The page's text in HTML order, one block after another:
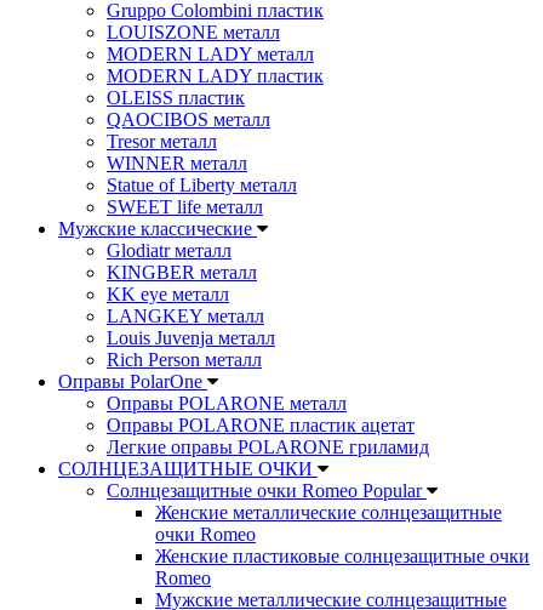
Gruppo Colombini пластик
LOUISZONE металл
MODERN LADY металл
MODERN LADY пластик
OLEISS пластик
QAOCIBOS металл
Tresor металл
WINNER металл
Statue of Liberty металл
SWEET life металл
Мужские классические
Glodiatr металл
KINGBER металл
KK eye металл
LANGKEY металл
Louis Juvenja металл
Rich Person металл
Оправы PolarOne
Оправы POLARONE металл
Оправы POLARONE пластик ацетат
Легкие оправы POLARONE гриламид
СОЛНЦЕЗАЩИТНЫЕ ОЧКИ
Солнцезащитные очки Romeo Popular
Женские металлические солнцезащитные
очки Romeo
Женские пластиковые солнцезащитные очки
Romeo
Мужские металлические солнцезащитные